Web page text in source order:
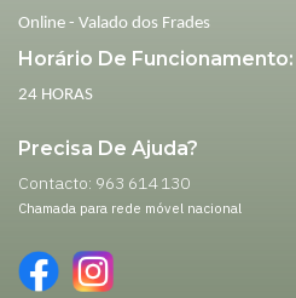
Online - Valado dos Frades
Horário De Funcionamento:
24 HORAS
Precisa De Ajuda?
Contacto: 963 614 130
Chamada para rede móvel nacional